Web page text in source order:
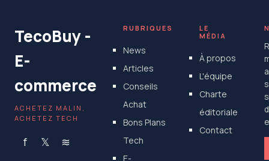
TecoBuy -
E-
commerce
ACHETEZ MALIN,
ACHETEZ TECH
f 𝕏 ≋
RUBRIQUES
News
Articles
Conseils
Achat
Bons Plans
Tech
E-
LE
MÉDIA
À propos
L'équipe
Charte
éditoriale
Contact